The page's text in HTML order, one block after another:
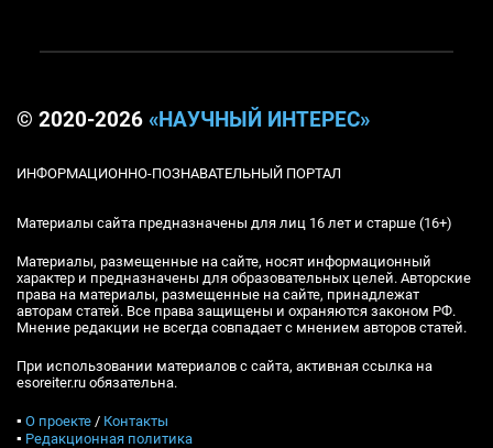
© 2020-2026 «НАУЧНЫЙ ИНТЕРЕС»
ИНФОРМАЦИОННО-ПОЗНАВАТЕЛЬНЫЙ ПОРТАЛ
Материалы сайта предназначены для лиц 16 лет и старше (16+)
Материалы, размещенные на сайте, носят информационный
характер и предназначены для образовательных целей. Авторские
права на материалы, размещенные на сайте, принадлежат
авторам статей. Все права защищены и охраняются законом РФ.
Мнение редакции не всегда совпадает с мнением авторов статей.
При использовании материалов с сайта, активная ссылка на
esoreiter.ru обязательна.
▪ О проекте / Контакты
▪ Редакционная политика